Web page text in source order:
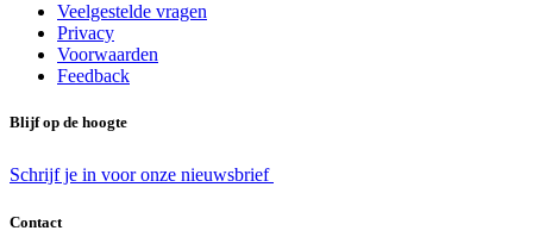
Veelgestelde vragen
Privacy
Voorwaarden
Feedback
Blijf op de hoogte
Schrijf je in voor onze nieuwsbrief
Contact